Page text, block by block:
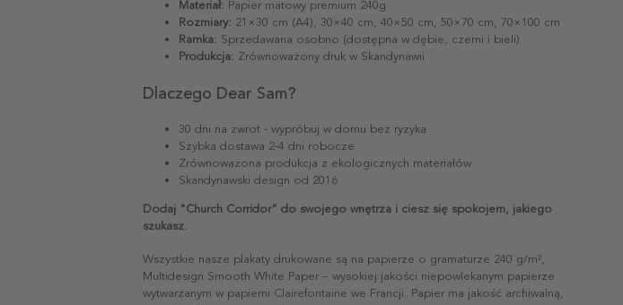
Materiał: Papier matowy premium 240g
Rozmiary: 21×30 cm (A4), 30×40 cm, 40×50 cm, 50×70 cm, 70×100 cm
Ramka: Sprzedawana osobno (dostępna w dębie, czerni i bieli)
Produkcja: Zrównoważony druk w Skandynawii
Dlaczego Dear Sam?
30 dni na zwrot - wypróbuj w domu bez ryzyka
Szybka dostawa 2-4 dni robocze
Zrównoważona produkcja z ekologicznych materiałów
Skandynawski design od 2016
Dodaj "Church Corridor" do swojego wnętrza i ciesz się spokojem, jakiego
szukasz.
Wszystkie nasze plakaty drukowane są na papierze o gramaturze 240 g/m²,
Multidesign Smooth White Paper – wysokiej jakości niepowlekanym papierze
wytwarzanym w papierni Clairefontaine we Francji. Papier ma jakość archiwalną,